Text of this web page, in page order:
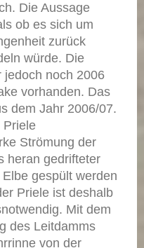
Die Aussage
ob es sich um
zurück
würde. Die
jedoch noch 2006
vorhanden. Das
dem Jahr 2006/07.
Priele
Strömung der
heran gedrifteter
gespült werden
Priele ist deshalb
Mit dem
des Leitdamms
von der